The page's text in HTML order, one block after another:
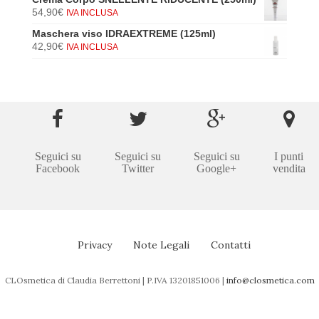
54,90€ IVA INCLUSA
Maschera viso IDRAEXTREME (125ml)
42,90€ IVA INCLUSA
Seguici su
Facebook
Seguici su
Twitter
Seguici su
Google+
I punti
vendita
Privacy Note Legali Contatti
CLOsmetica di Claudia Berrettoni | P.IVA 13201851006 | info@closmetica.com